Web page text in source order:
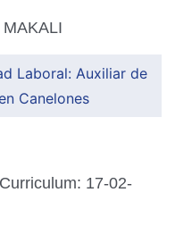
Laboral: Auxiliar de
Canelones
17-02-